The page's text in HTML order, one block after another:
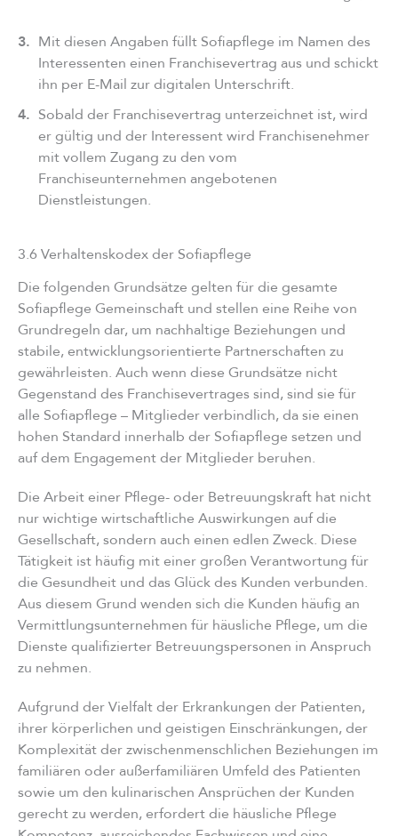
3. Mit diesen Angaben füllt Sofiapflege im Namen des
Interessenten einen Franchisevertrag aus und schickt
ihn per E-Mail zur digitalen Unterschrift.
4. Sobald der Franchisevertrag unterzeichnet ist, wird
er gültig und der Interessent wird Franchisenehmer
mit vollem Zugang zu den vom
Franchiseunternehmen angebotenen
Dienstleistungen.
3.6 Verhaltenskodex der Sofiapflege
Die folgenden Grundsätze gelten für die gesamte
Sofiapflege Gemeinschaft und stellen eine Reihe von
Grundregeln dar, um nachhaltige Beziehungen und
stabile, entwicklungsorientierte Partnerschaften zu
gewährleisten. Auch wenn diese Grundsätze nicht
Gegenstand des Franchisevertrages sind, sind sie für
alle Sofiapflege – Mitglieder verbindlich, da sie einen
hohen Standard innerhalb der Sofiapflege setzen und
auf dem Engagement der Mitglieder beruhen.
Die Arbeit einer Pflege- oder Betreuungskraft hat nicht
nur wichtige wirtschaftliche Auswirkungen auf die
Gesellschaft, sondern auch einen edlen Zweck. Diese
Tätigkeit ist häufig mit einer großen Verantwortung für
die Gesundheit und das Glück des Kunden verbunden.
Aus diesem Grund wenden sich die Kunden häufig an
Vermittlungsunternehmen für häusliche Pflege, um die
Dienste qualifizierter Betreuungspersonen in Anspruch
zu nehmen.
Aufgrund der Vielfalt der Erkrankungen der Patienten,
ihrer körperlichen und geistigen Einschränkungen, der
Komplexität der zwischenmenschlichen Beziehungen im
familiären oder außerfamiliären Umfeld des Patienten
sowie um den kulinarischen Ansprüchen der Kunden
gerecht zu werden, erfordert die häusliche Pflege